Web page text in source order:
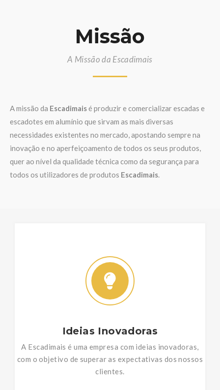
Missão
A Missão da Escadimais
A missão da Escadimaisé produzir e comercializar escadas e
escadotes em alumínio que sirvam as mais diversas
necessidades existentes no mercado, apostando sempre na
inovação e no aperfeiçoamento de todos os seus produtos,
quer ao nível da qualidade técnica como da segurança para
todos os utilizadores de produtos Escadimais.
Ideias Inovadoras
A Escadimais é uma empresa com ideias inovadoras,
com o objetivo de superar as expectativas dos nossos
clientes.